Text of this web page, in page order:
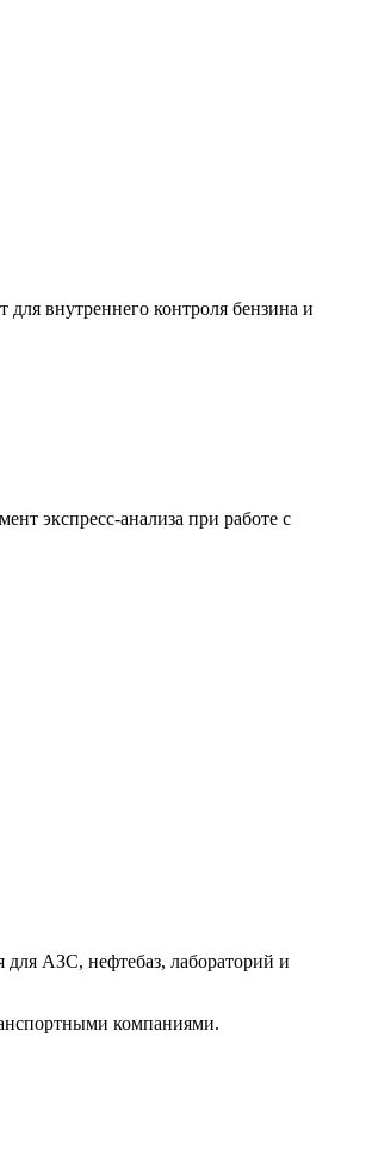
внутреннего контроля бензина и
экспресс-анализа при работе с
для АЗС, нефтебаз, лабораторий и
компаниями.